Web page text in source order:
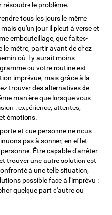
le problème.
tous les jours le même
qu'un jour il pleut à verse et
embouteillage, que faites-
le métro, partir avant de chez
où il y aurait moins
ou votre routine est
imprévue, mais grâce à la
trouver des alternatives de
manière que lorsque vous
: expérience, attentes,
émotions.
et que personne ne nous
pas à sonner, en effet
Être capable d'arrêter
trouver une autre solution est
à une telle situation,
possible face à l'imprévu :
quelque part d'autre ou